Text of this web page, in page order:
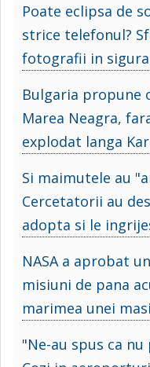
Poate eclipsa de
strice telefonul?
fotografii in
Bulgaria propune
Marea Neagra,
explodat langa
Si maimutele au
Cercetatorii au
adopta si le
NASA a aprobat
misiuni de pana
marimea unei
"Ne-au spus ca